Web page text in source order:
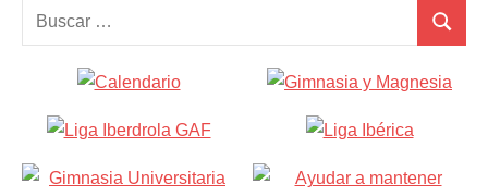
Buscar:
Buscar